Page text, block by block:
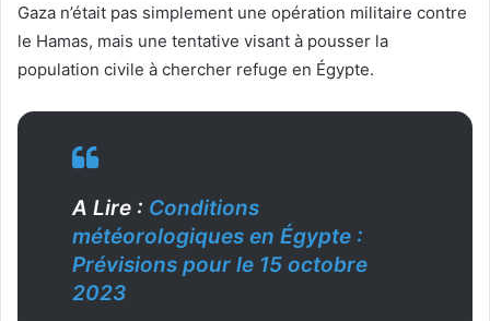
Gaza n’était pas simplement une opération militaire contre
le Hamas, mais une tentative visant à pousser la
population civile à chercher refuge en Égypte.
A Lire : Conditions
météorologiques en Égypte :
Prévisions pour le 15 octobre
2023